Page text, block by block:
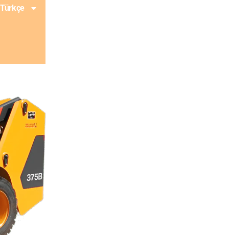
Türkçe